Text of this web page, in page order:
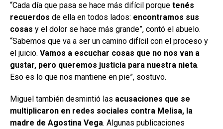
“Cada día que pasa se hace más difícil porque tenés
recuerdos de ella en todos lados: encontramos sus
cosas y el dolor se hace más grande”, contó el abuelo.
“Sabemos que va a ser un camino difícil con el proceso y
el juicio. Vamos a escuchar cosas que no nos van a
gustar, pero queremos justicia para nuestra nieta.
Eso es lo que nos mantiene en pie”, sostuvo.
Miguel también desmintió las acusaciones que se
multiplicaron en redes sociales contra Melisa, la
madre de Agostina Vega. Algunas publicaciones